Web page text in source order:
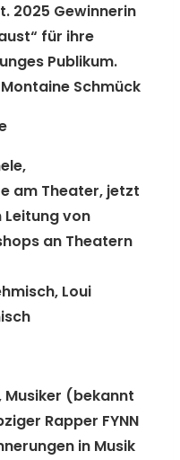
2025 Gewinnerin
für ihre
Publikum.
Schmück
am Theater, jetzt
von
an Theatern
Loui
Musiker (bekannt
Rapper FYNN
in Musik